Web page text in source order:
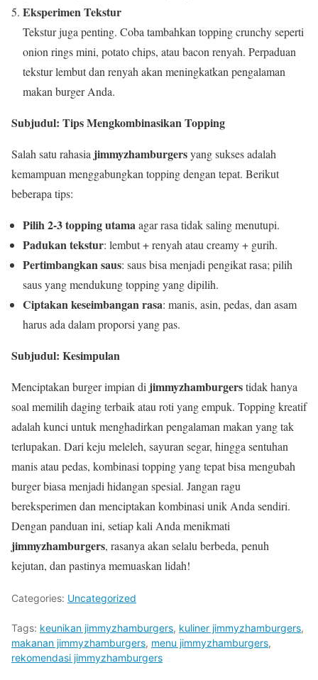
Eksperimen Tekstur
Tekstur juga penting. Coba tambahkan topping crunchy seperti
onion rings mini, potato chips, atau bacon renyah. Perpaduan
tekstur lembut dan renyah akan meningkatkan pengalaman
makan burger Anda.
Subjudul: Tips Mengkombinasikan Topping
Salah satu rahasia jimmyzhamburgersyang sukses adalah
kemampuan menggabungkan topping dengan tepat. Berikut
beberapa tips:
Pilih 2-3 topping utamaagar rasa tidak saling menutupi.
Padukan tekstur: lembut + renyah atau creamy + gurih.
Pertimbangkan saus: saus bisa menjadi pengikat rasa; pilih
saus yang mendukung topping yang dipilih.
Ciptakan keseimbangan rasa: manis, asin, pedas, dan asam
harus ada dalam proporsi yang pas.
Subjudul: Kesimpulan
Menciptakan burger impian di jimmyzhamburgerstidak hanya
soal memilih daging terbaik atau roti yang empuk. Topping kreatif
adalah kunci untuk menghadirkan pengalaman makan yang tak
terlupakan. Dari keju meleleh, sayuran segar, hingga sentuhan
manis atau pedas, kombinasi topping yang tepat bisa mengubah
burger biasa menjadi hidangan spesial. Jangan ragu
bereksperimen dan menciptakan kombinasi unik Anda sendiri.
Dengan panduan ini, setiap kali Anda menikmati
jimmyzhamburgers, rasanya akan selalu berbeda, penuh
kejutan, dan pastinya memuaskan lidah!
Categories: Uncategorized
Tags: keunikan jimmyzhamburgers, kuliner jimmyzhamburgers,
makanan jimmyzhamburgers, menu jimmyzhamburgers,
rekomendasi jimmyzhamburgers